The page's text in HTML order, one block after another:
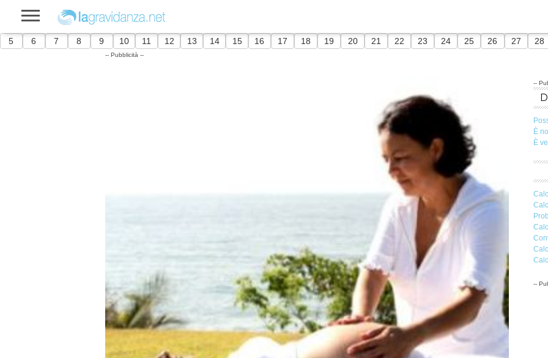
5 6 7 8 9 10 11 12 13 14 15 16 17 18 19 20 21 22 23 24 25 26 27 28
-- Pubblicità --
--
È
È
--